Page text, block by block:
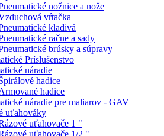
nožnice a nože
vŕtačka
kladivá
račne a sady
brúsky a súpravy
Príslušenstvo
náradie
hadice
hadice
náradie pre maliarov - GAV
uťahováky
uťahovače 1 "
uťahovače 1/2 "